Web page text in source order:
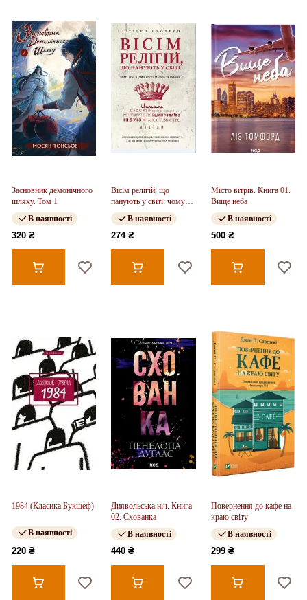
Засновник демонічного
шляху. Том 1
В наявності
320 ₴
Вісім релігій, що
панують у світі: чому
їхні відмінності мають
значенняВ наявності
274 ₴
Місто вітрів. Книга 01.
Вище неба
В наявності
500 ₴
1984 (Класика Букшеф)
В наявності
220 ₴
Диявольська ніч. Книга
02. Схованка
В наявності
440 ₴
Повернення до кафе на
краю світу
В наявності
299 ₴